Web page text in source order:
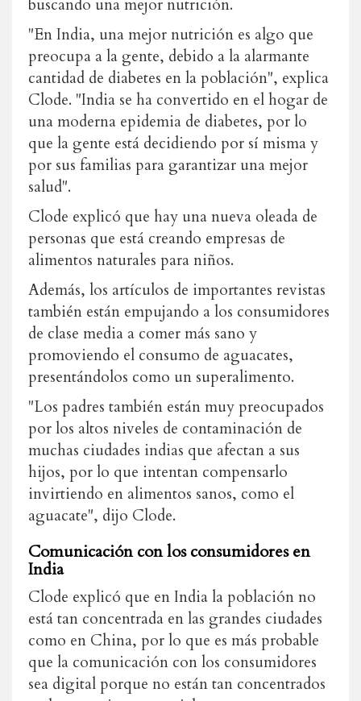
buscando una mejor nutrición.
"En India, una mejor nutrición es algo que
preocupa a la gente, debido a la alarmante
cantidad de diabetes en la población", explica
Clode. "India se ha convertido en el hogar de
una moderna epidemia de diabetes, por lo
que la gente está decidiendo por sí misma y
por sus familias para garantizar una mejor
salud".
Clode explicó que hay una nueva oleada de
personas que está creando empresas de
alimentos naturales para niños.
Además, los artículos de importantes revistas
también están empujando a los consumidores
de clase media a comer más sano y
promoviendo el consumo de aguacates,
presentándolos como un superalimento.
"Los padres también están muy preocupados
por los altos niveles de contaminación de
muchas ciudades indias que afectan a sus
hijos, por lo que intentan compensarlo
invirtiendo en alimentos sanos, como el
aguacate", dijo Clode.
Comunicación con los consumidores en
India
Clode explicó que en India la población no
está tan concentrada en las grandes ciudades
como en China, por lo que es más probable
que la comunicación con los consumidores
sea digital porque no están tan concentrados